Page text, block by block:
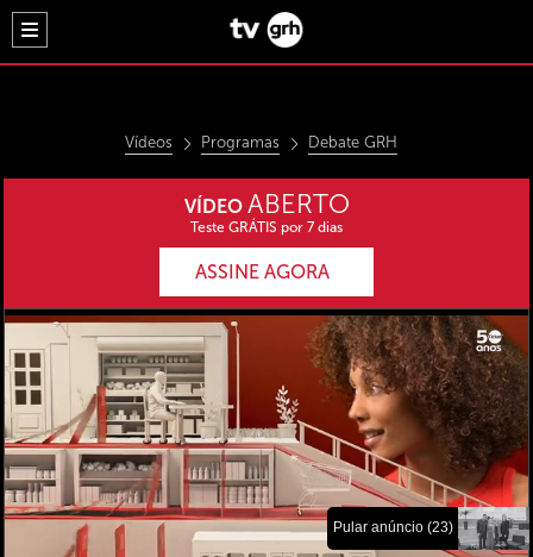
Vídeos Programas Debate GRH
VÍDEO ABERTO
Teste GRÁTIS por 7 dias
ASSINE AGORA
Pular anúncio (23)